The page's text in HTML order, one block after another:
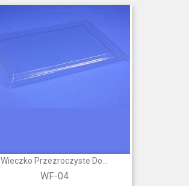
Wieczko Przezroczyste Do...
WF-04